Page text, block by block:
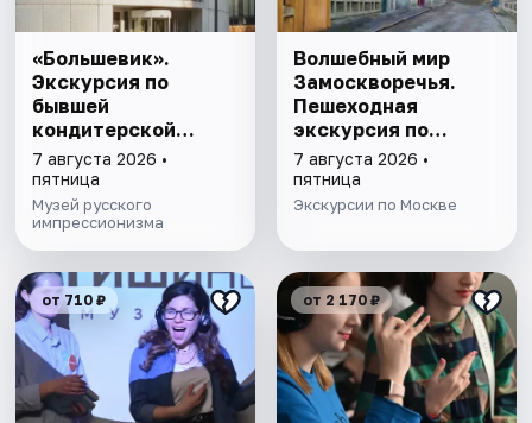
«Большевик».
Экскурсия по
бывшей
кондитерской
фабрике
7 августа 2026 •
пятница
Музей русского
импрессионизма
Волшебный мир
Замоскворечья.
Пешеходная
экскурсия по
Москве
7 августа 2026 •
пятница
Экскурсии по Москве
от 710 ₽ от 2 170 ₽